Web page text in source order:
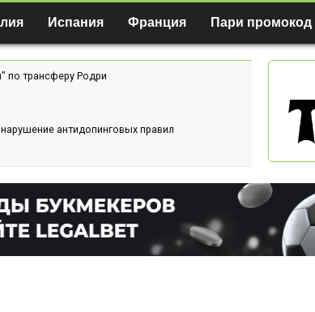
Испания Франция Пари промокод
по трансферу Родри
антидопинговых правил